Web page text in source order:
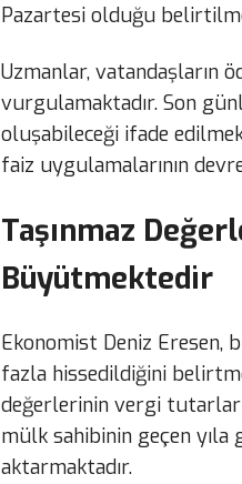
Pazartesi olduğu
Uzmanlar, vatandaşların
vurgulamaktadır. Son
oluşabileceği ifade
faiz uygulamalarının
Taşınmaz
Büyütmektedir
Ekonomist Deniz Eresen,
fazla hissedildiğini
değerlerinin vergi
mülk sahibinin geçen yıla
aktarmaktadır.